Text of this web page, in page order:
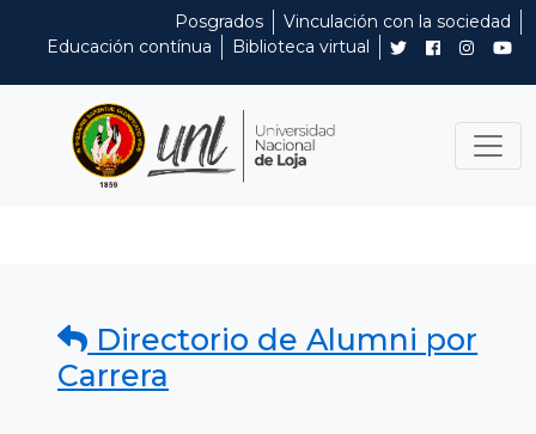
Posgrados
Vinculación con la sociedad
Educación contínua
Biblioteca virtual
Directorio de Alumni por
Carrera